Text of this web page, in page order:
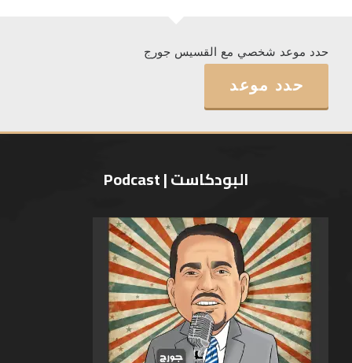
حدد موعد شخصي مع القسيس جورج
حدد موعد
البودكاست | Podcast